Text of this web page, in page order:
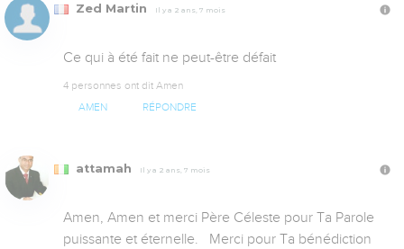
Zed Martin Il y a 2 ans, 7 mois
Ce qui à été fait ne peut-être défait
4 personnes ont dit Amen
AMEN RÉPONDRE
attamah Il y a 2 ans, 7 mois
Amen, Amen et merci Père Céleste pour Ta Parole
puissante et éternelle.   Merci pour Ta bénédiction